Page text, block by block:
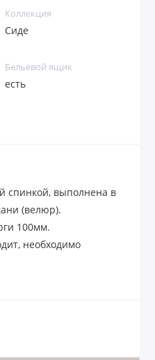
Коллекция
Сиде
Бельевой ящик
есть
спинкой, выполнена в
(велюр).
100мм.
необходимо